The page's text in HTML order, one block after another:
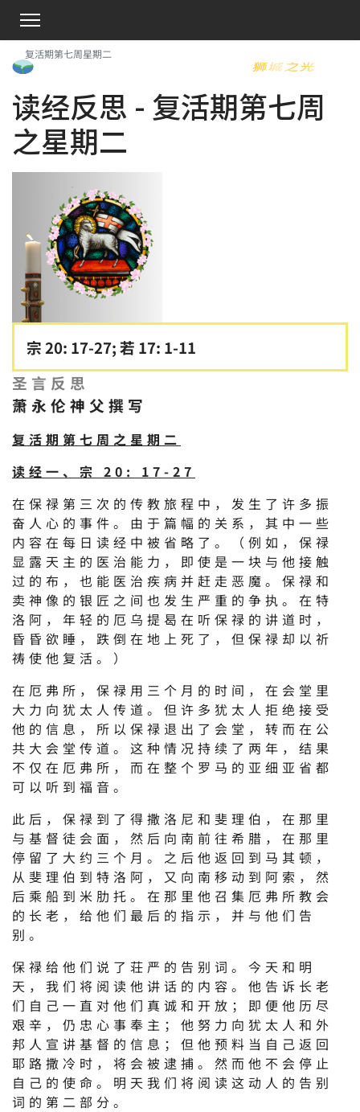
复活期第七周星期二
读经反思 - 复活期第七周
之星期二
宗 20: 17-27; 若 17: 1-11
圣言反思
萧永伦神父撰写
复活期第七周之星期二
读经一、宗 20: 17-27
在保禄第三次的传教旅程中，发生了许多振
奋人心的事件。由于篇幅的关系，其中一些
内容在每日读经中被省略了。（例如，保禄
显露天主的医治能力，即使是一块与他接触
过的布，也能医治疾病并赶走恶魔。保禄和
卖神像的银匠之间也发生严重的争执。在特
洛阿，年轻的厄乌提曷在听保禄的讲道时，
昏昏欲睡，跌倒在地上死了，但保禄却以祈
祷使他复活。）
在厄弗所，保禄用三个月的时间，在会堂里
大力向犹太人传道。但许多犹太人拒绝接受
他的信息，所以保禄退出了会堂，转而在公
共大会堂传道。这种情况持续了两年，结果
不仅在厄弗所，而在整个罗马的亚细亚省都
可以听到福音。
此后，保禄到了得撒洛尼和斐理伯，在那里
与基督徒会面，然后向南前往希腊，在那里
停留了大约三个月。之后他返回到马其顿，
从斐理伯到特洛阿，又向南移动到阿索，然
后乘船到米肋托。在那里他召集厄弗所教会
的长老，给他们最后的指示，并与他们告
别。
保禄给他们说了荘严的告别词。今天和明
天，我们将阅读他讲话的内容。他告诉长老
们自己一直对他们真诚和开放；即便他历尽
艰辛，仍忠心事奉主；他努力向犹太人和外
邦人宣讲基督的信息；但他预料当自己返回
耶路撒冷时，将会被逮捕。然而他不会停止
自己的使命。明天我们将阅读这动人的告别
词的第二部分。